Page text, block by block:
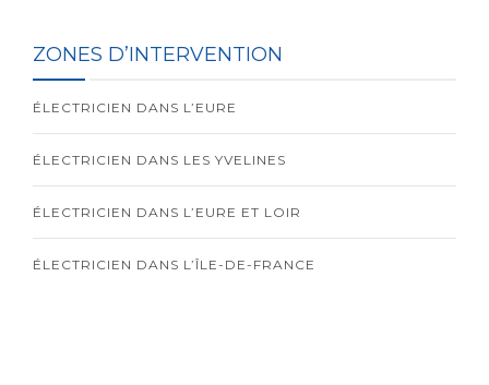
ZONES D’INTERVENTION
ÉLECTRICIEN DANS L’EURE
ÉLECTRICIEN DANS LES YVELINES
ÉLECTRICIEN DANS L’EURE ET LOIR
ÉLECTRICIEN DANS L’ÎLE-DE-FRANCE